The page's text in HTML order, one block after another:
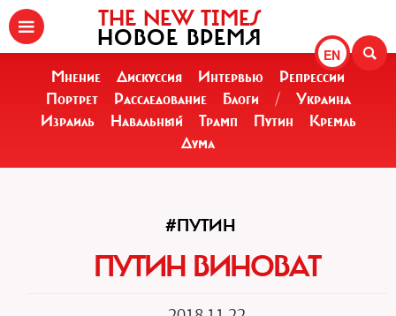
EN
THE NEW TIMES
НОВОЕ ВРЕМЯ
Мнение Дискуссия Интервью
Репрессии
Портрет
Расследование Блоги /
Украина
Израиль
Навальный Трамп Путин
Кремль
Дума
#ПУТИН
ПУТИН ВИНОВАТ